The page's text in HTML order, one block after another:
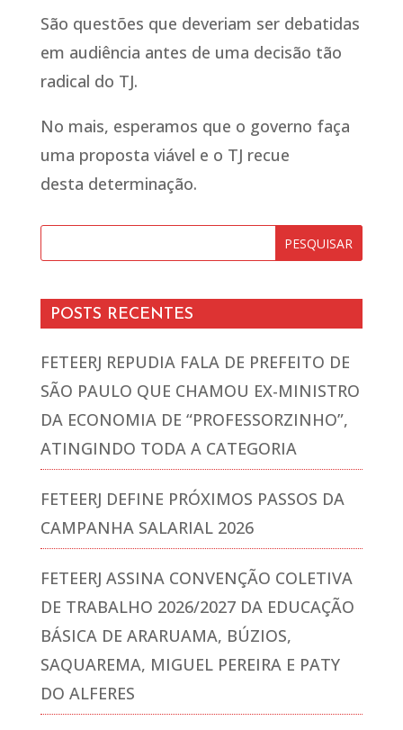
São questões que deveriam ser debatidas
em audiência antes de uma decisão tão
radical do TJ.
No mais, esperamos que o governo faça
uma proposta viável e o TJ recue
desta determinação.
POSTS RECENTES
FETEERJ REPUDIA FALA DE PREFEITO DE
SÃO PAULO QUE CHAMOU EX-MINISTRO
DA ECONOMIA DE “PROFESSORZINHO”,
ATINGINDO TODA A CATEGORIA
FETEERJ DEFINE PRÓXIMOS PASSOS DA
CAMPANHA SALARIAL 2026
FETEERJ ASSINA CONVENÇÃO COLETIVA
DE TRABALHO 2026/2027 DA EDUCAÇÃO
BÁSICA DE ARARUAMA, BÚZIOS,
SAQUAREMA, MIGUEL PEREIRA E PATY
DO ALFERES